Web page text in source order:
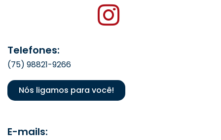
Telefones:
(75) 98821-9266
Nós ligamos para você!
E-mails: